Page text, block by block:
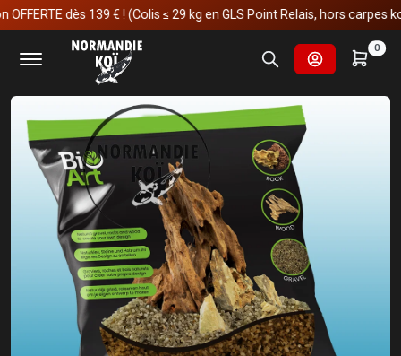
dès 139 € ! (Colis ≤ 29 kg en GLS Point Relais, hors carpes koï)
0
Accueil Aquariophilie
Aquascaping / Bio Art
SuperFish BIO ART GRAVIER MARRON 800 GR